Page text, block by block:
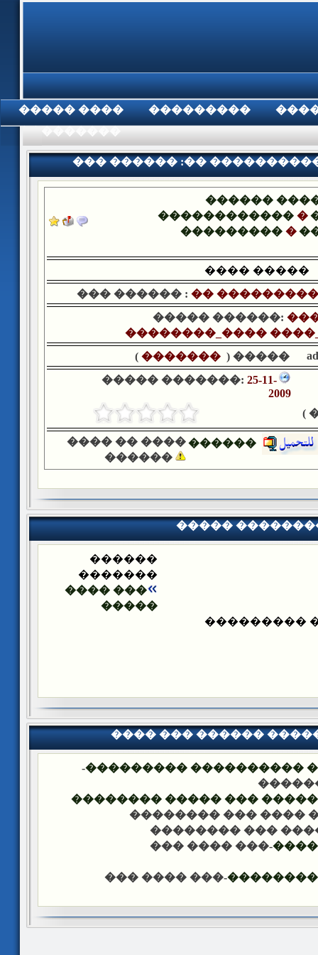
���� ����� ���������
��� ������ :��
������
�������������
����������
���� �����
��� ������ : ��
����� ������:
��������_����
����� (
�������
)
����� �������: 25-11-
2009
���� �� ����
������
������
�����
�����
������
�������
��� ����
�����
���� ��� ������
�������� �� ���
-
���
���� ����� �������� ���
-��� ���� ���
-��� ���� ���
-��� ���� ���
������
-��� ���� ���